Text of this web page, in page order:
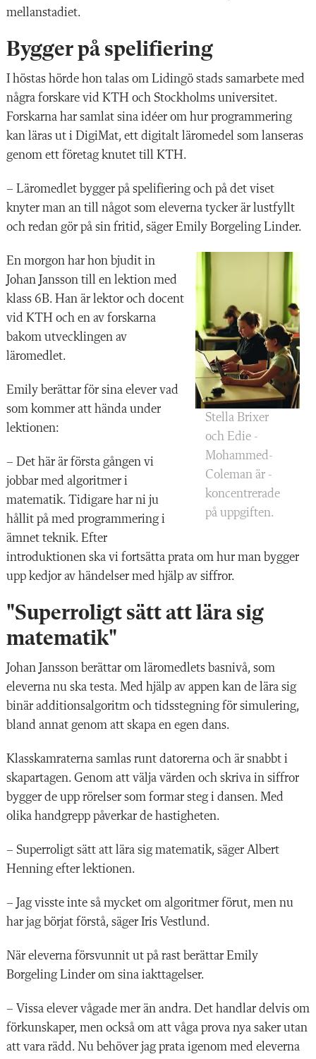
mellanstadiet.
Bygger på spelifiering
I höstas hörde hon talas om Lidingö stads samarbete med
några forskare vid KTH och Stockholms universitet.
Forskarna har samlat sina idéer om hur programmering
kan läras ut i DigiMat, ett digitalt läromedel som lanseras
genom ett företag knutet till KTH.
– Läromedlet bygger på spelifiering och på det viset
knyter man an till något som eleverna tycker är lustfyllt
och redan gör på sin fritid, säger Emily Borgeling Linder.
Stella Brixer
och Edie ­
Mohammed-
Coleman är ­
koncentrerade
på uppgiften.
En morgon har hon bjudit in
Johan Jansson till en lektion med
klass 6B. Han är lektor och docent
vid KTH och en av forskarna
bakom utvecklingen av
läromedlet.
Emily berättar för sina elever vad
som kommer att hända under
lektionen:
– Det här är första gången vi
jobbar med algoritmer i
matematik. Tidigare har ni ju
hållit på med programmering i
ämnet teknik. Efter
introduktionen ska vi fortsätta prata om hur man bygger
upp kedjor av händelser med hjälp av siffror.
"Superroligt sätt att lära sig
matematik"
Johan Jansson berättar om läromedlets basnivå, som
eleverna nu ska testa. Med hjälp av appen kan de lära sig
binär additionsalgoritm och tidsstegning för simulering,
bland annat genom att skapa en egen dans.
Klasskamraterna samlas runt datorerna och är snabbt i
skapartagen. Genom att välja värden och skriva in siffror
bygger de upp rörelser som formar steg i dansen. Med
olika handgrepp påverkar de hastigheten.
– Superroligt sätt att lära sig matematik, säger Albert
Henning efter lektionen.
– Jag visste inte så mycket om algoritmer förut, men nu
har jag börjat förstå, säger Iris Vestlund.
När eleverna försvunnit ut på rast berättar Emily
Borgeling Linder om sina iakttagelser.
– Vissa elever vågade mer än andra. Det handlar delvis om
förkunskaper, men också om att våga prova nya saker utan
att vara rädd. Nu behöver jag prata igenom med eleverna